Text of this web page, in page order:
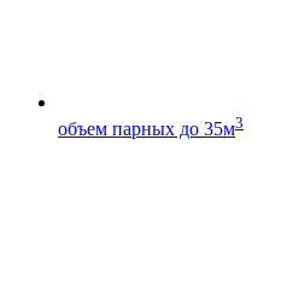
объем парных до 35м3